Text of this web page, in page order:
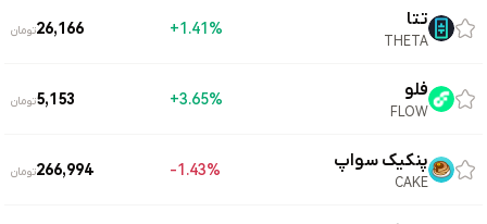
تتا
THETA
1.41%+
26,166تومان
فلو
FLOW
3.65%+
5,153تومان
پنکیک سواپ
CAKE
1.43%-
266,994تومان